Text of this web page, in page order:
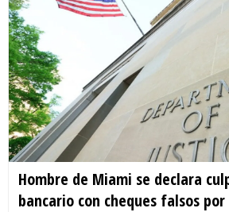
Hombre de Miami se declara
bancario con cheques falsos